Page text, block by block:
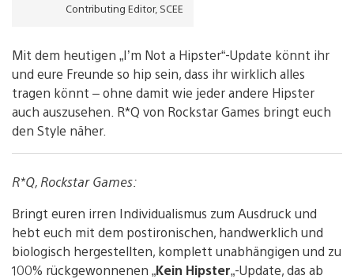
Contributing Editor, SCEE
Mit dem heutigen „I’m Not a Hipster“-Update könnt ihr
und eure Freunde so hip sein, dass ihr wirklich alles
tragen könnt – ohne damit wie jeder andere Hipster
auch auszusehen. R*Q von Rockstar Games bringt euch
den Style näher.
R*Q, Rockstar Games:
Bringt euren irren Individualismus zum Ausdruck und
hebt euch mit dem postironischen, handwerklich und
biologisch hergestellten, komplett unabhängigen und zu
100% rückgewonnenen „Kein Hipster„-Update, das ab